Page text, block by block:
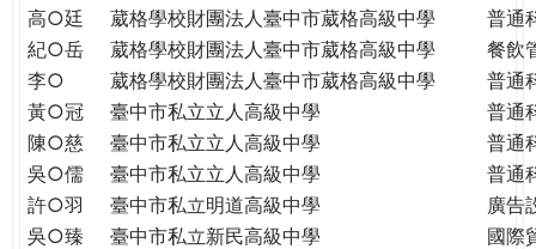
高○廷
葳格學校財團法人臺中市葳格高級中學
普通
紀○岳
葳格學校財團法人臺中市葳格高級中學
餐飲
李○
葳格學校財團法人臺中市葳格高級中學
普通
黃○冠
臺中市私立立人高級中學
普通
陳○慈
臺中市私立立人高級中學
普通
吳○儒
臺中市私立立人高級中學
普通
許○羽
臺中市私立明道高級中學
廣告
吳○臻
臺中市私立新民高級中學
國際